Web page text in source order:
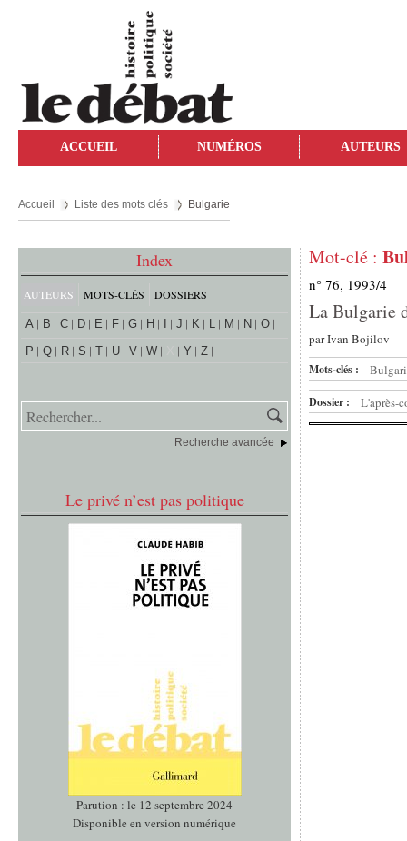
ACCUEIL NUMÉROS AUTEURS
Accueil Liste des mots clés Bulgarie
Index
AUTEURS MOTS-CLÉS DOSSIERS
A B C D E F G H J K L M N
O
P
Q R S T U V W Y Z
Recherche avancée
Le privé n’est pas politique
Parution : le 12 septembre 2024
Disponible en version numérique
Mot-clé :
n° 76, 1993/4
La Bulgarie
parIvan Bojilov
Mots-clés :
Dossier : L'après-